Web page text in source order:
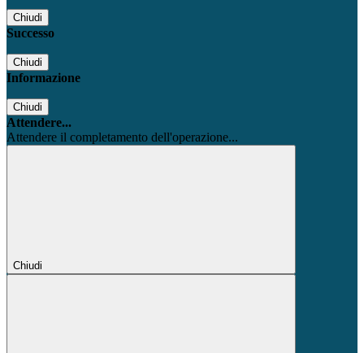
Chiudi
Successo
Chiudi
Informazione
Chiudi
Attendere...
Attendere il completamento dell'operazione...
Chiudi